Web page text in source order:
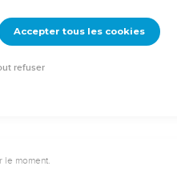
procurer une Bible imprimée,
moment.
Accepter tous les cookies
refuser